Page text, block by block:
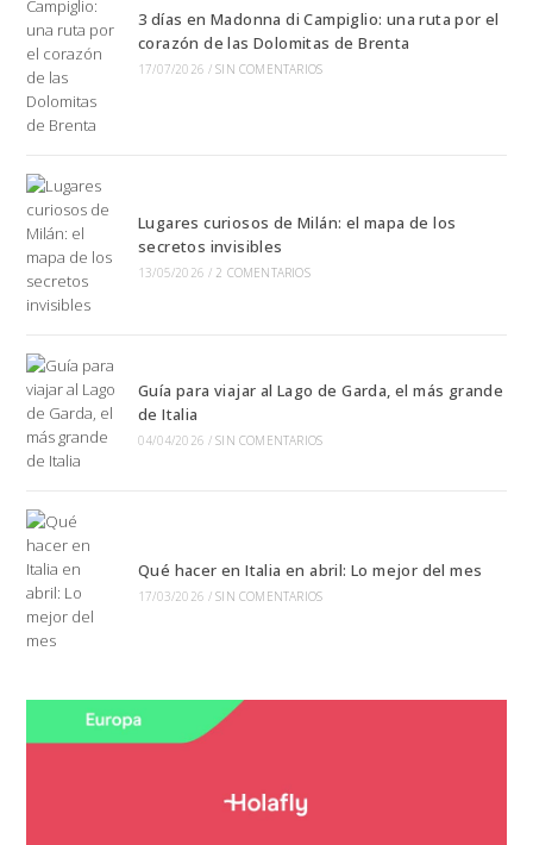
3 días en Madonna di Campiglio: una ruta por el
corazón de las Dolomitas de Brenta
17/07/2026 / SIN COMENTARIOS
Lugares curiosos de Milán: el mapa de los
secretos invisibles
13/05/2026 / 2 COMENTARIOS
Guía para viajar al Lago de Garda, el más grande
de Italia
04/04/2026 / SIN COMENTARIOS
Qué hacer en Italia en abril: Lo mejor del mes
17/03/2026 / SIN COMENTARIOS